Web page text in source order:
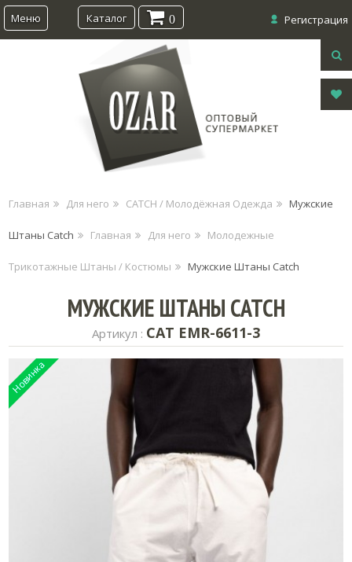
Меню Регистрация
Каталог 0
Главная Для него CATCH / Молодёжная Одежда Мужские
Штаны Catch Главная Для него Молодежные
Трикотажные Штаны / Костюмы Мужские Штаны Catch
МУЖСКИЕ ШТАНЫ CATCH
Артикул : CAT EMR-6611-3